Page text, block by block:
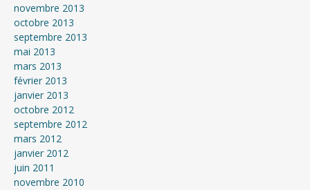
novembre 2013
octobre 2013
septembre 2013
mai 2013
mars 2013
février 2013
janvier 2013
octobre 2012
septembre 2012
mars 2012
janvier 2012
juin 2011
novembre 2010